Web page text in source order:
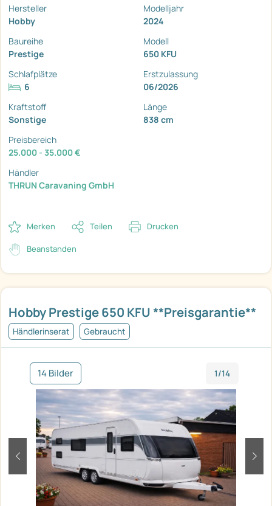
Hobby Prestige 650 KFU **Preisgarantie**
Händlerinserat Gebraucht
14 Bilder 1/14
zurück
Hersteller
Hobby
Modelljahr
2024
Baureihe
Prestige
Modell
650 KFU
Schlafplätze
6
Erstzulassung
06/2026
Kraftstoff
Sonstige
Länge
838 cm
Preisbereich
25.000 - 35.000 €
Händler
THRUN Caravaning GmbH
Merken Teilen Drucken
Beanstanden